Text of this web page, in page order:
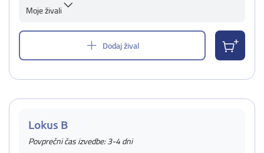
Moje živali
Dodaj žival
Lokus B
Povprečni čas izvedbe: 3-4 dni